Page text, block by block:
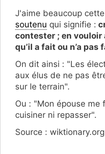
J'aime beaucoup cette
soutenu qui signifie :
contester ; en vouloir
qu’il a fait ou n’a pas
On dit ainsi : "Les
aux élus de ne pas
sur le terrain".
Ou : "Mon épouse me
cuisiner ni repasser".
Source : wiktionary.org